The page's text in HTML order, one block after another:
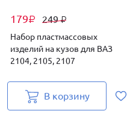
179₽ 249₽
Набор пластмассовых
изделий на кузов для ВАЗ
2104, 2105, 2107
В корзину